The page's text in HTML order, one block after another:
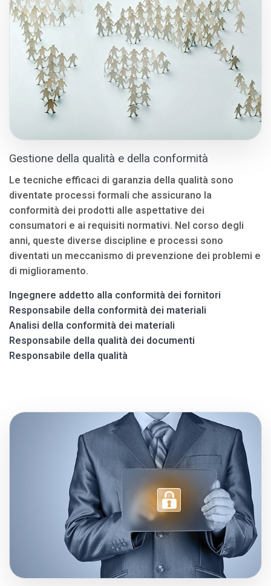
Gestione della qualità e della conformità
Le tecniche efficaci di garanzia della qualità sono
diventate processi formali che assicurano la
conformità dei prodotti alle aspettative dei
consumatori e ai requisiti normativi. Nel corso degli
anni, queste diverse discipline e processi sono
diventati un meccanismo di prevenzione dei problemi e
di miglioramento.
Ingegnere addetto alla conformità dei fornitori
Responsabile della conformità dei materiali
Analisi della conformità dei materiali
Responsabile della qualità dei documenti
Responsabile della qualità